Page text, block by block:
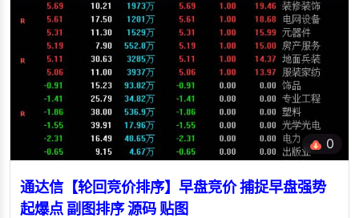
0
通达信【轮回竞价排序】早盘竞价 捕捉早盘强势
起爆点 副图排序 源码 贴图